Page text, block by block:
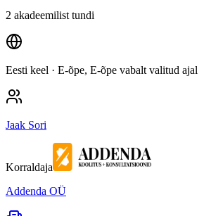
2 akadeemilist tundi
Eesti keel · E-õpe, E-õpe vabalt valitud ajal
Jaak Sori
Korraldaja
Addenda OÜ